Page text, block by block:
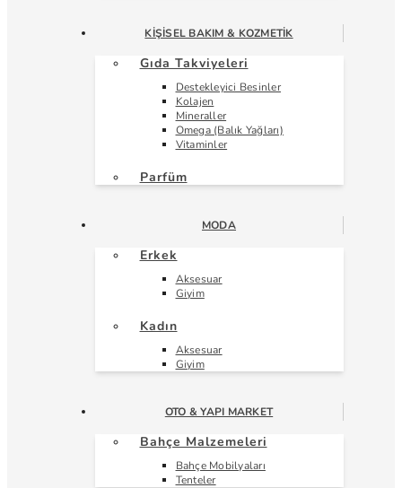
KIŞISEL BAKIM & KOZMETIK
Gıda Takviyeleri
Destekleyici Besinler
Kolajen
Mineraller
Omega (Balık Yağları)
Vitaminler
Parfüm
MODA
Erkek
Aksesuar
Giyim
Kadın
Aksesuar
Giyim
OTO & YAPI MARKET
Bahçe Malzemeleri
Bahçe Mobilyaları
Tenteler